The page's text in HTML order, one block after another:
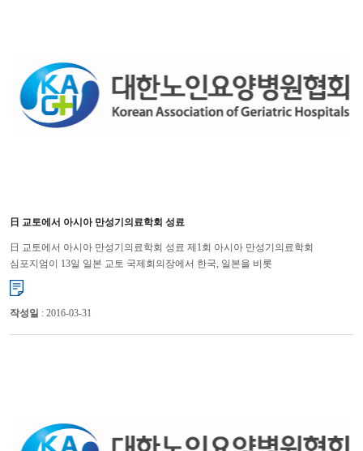
日 교토에서 아시아 만성기의료학회 성료
日 교토에서 아시아 만성기의료학회 성료 제1회 아시아 만성기의료학회
심포지엄이 13일 일본 교토 국제회의장에서 한국, 일본을 비롯
싱가폴, 대만, 중국, 타이, 인도네시아 등 7개국 1,500여...
작성일 : 2016-03-31